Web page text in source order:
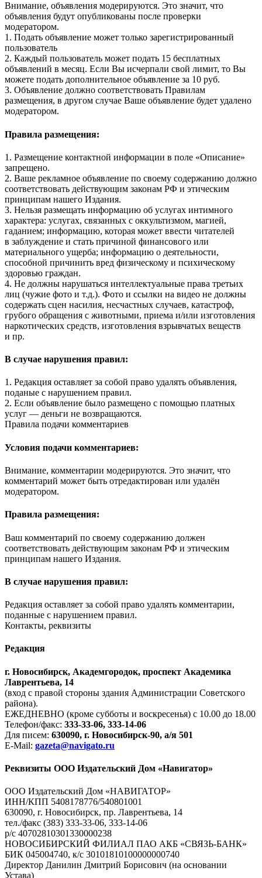
Внимание, объявления модерируются. Это значит, что
объявления будут опубликованы после проверки
модератором.
1. Подать объявление может только зарегистрированный
пользователь
2. Каждый пользователь может подать 15 бесплатных
объявлений в месяц. Если Вы исчерпали свой лимит, то Вы
можете подать дополнительное объявление за 10 руб.
3. Объявление должно соответствовать Правилам
размещения, в другом случае Ваше объявление будет удалено
модератором.
Правила размещения:
1. Размещение контактной информации в поле «Описание»
запрещено.
2. Ваше рекламное объявление по своему содержанию должно
соответствовать действующим законам РФ и этическим
принципам нашего Издания.
3. Нельзя размещать информацию об услугах интимного
характера: услугах, связанных с оккультизмом, магией,
гаданием; информацию, которая может ввести читателей
в заблуждение и стать причиной финансового или
материального ущерба; информацию о деятельности,
способной причинить вред физическому и психическому
здоровью граждан.
4. Не должны нарушаться интеллектуальные права третьих
лиц (чужие фото и т.д.). Фото и ссылки на видео не должны
содержать сцен насилия, несчастных случаев, катастроф,
грубого обращения с животными, приема и/или изготовления
наркотических средств, изготовления взрывчатых веществ
и пр.
В случае нарушения правил:
1. Редакция оставляет за собой право удалять объявления,
поданые с нарушением правил.
2. Если объявление было размещено с помощью платных
услуг — деньги не возвращаются.
Правила подачи комментариев
Условия подачи комментариев:
Внимание, комментарии модерируются. Это значит, что
комментарий может быть отредактирован или удалён
модератором.
Правила размещения:
Ваш комментарий по своему содержанию должен
соответствовать действующим законам РФ и этическим
принципам нашего Издания.
В случае нарушения правил:
Редакция оставляет за собой право удалять комментарии,
поданные с нарушением правил.
Контакты, реквизиты
Редакция
г. Новосибирск, Академгородок, проспект Академика
Лаврентьева, 14
(вход с правой стороны здания Администрации Советского
района).
ЕЖЕДНЕВНО (кроме субботы и воскресенья) с 10.00 до 18.00
Телефон/факс: 333-33-06, 333-14-06
Для писем: 630090, г. Новосибирск-90, а/я 501
E-Mail: gazeta@navigato.ru
Реквизиты ООО Издательский Дом «Навигатор»
ООО Издательский Дом «НАВИГАТОР»
ИНН/КПП 5408178776/540801001
630090, г. Новосибирск, пр. Лаврентьева, 14
тел./факс (383) 333-33-06, 333-14-06
р/с 40702810301330000238
НОВОСИБИРСКИЙ ФИЛИАЛ ПАО АКБ «СВЯЗЬ-БАНК»
БИК 045004740, к/с 30101810100000000740
Директор Данилин Дмитрий Борисович (на основании
Устава)